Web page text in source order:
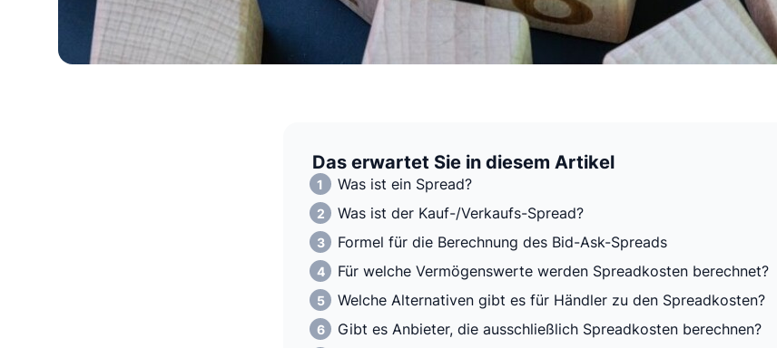
Das erwartet Sie in diesem Artikel
Was ist ein Spread?
Was ist der Kauf-/Verkaufs-Spread?
Formel für die Berechnung des Bid-Ask-Spreads
Für welche Vermögenswerte werden Spreadkosten berechnet?
Welche Alternativen gibt es für Händler zu den Spreadkosten?
Gibt es Anbieter, die ausschließlich Spreadkosten berechnen?